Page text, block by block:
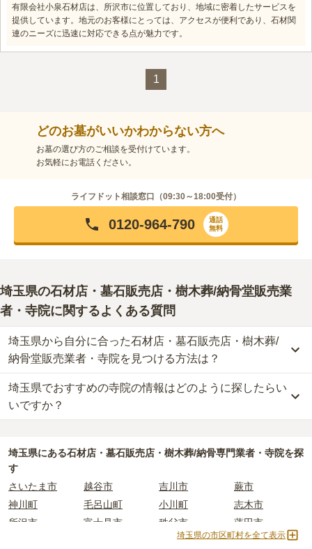
有限会社小泉石材店は、所沢市に位置しており、地域に密着したサービスを
提供しています。地元のお客様にとっては、アクセスが便利であり、石材関
連のニーズに迅速に対応できる点が魅力です。
1
どのお墓がいいかわからない方へ
お墓の選び方のご相談を受付けています。
お気軽にお電話ください。
ライフドット相談窓口（09:30～18:00受付）
0120-964-790
通話
無料
埼玉県の石材店・墓石販売店・樹木葬/納骨堂販売業
者・寺院に関するよくある質問
埼玉県から自分に合った石材店・墓石販売店・樹木葬/
納骨堂販売業者・寺院を見つける方法は？
埼玉県で自分に合った業者を見つけるには、まず供養方法を決める
ことが大切です。
なぜなら供養の種類ごとに、依頼すべき業者が変わってくるからで
例えば、墓石のお墓で供養をしたい場合は「石材店」や「墓石販売
店」、お墓の後継ぎに心配がある方は、樹木葬や納骨堂を取り扱っ
ている「納骨堂販売業者」「寺院」を選びましょう。
もしどのような供養方法やお墓タイプが自分に合っているか迷った
また、ライフドットにご相談いただければ、お客様のご希望に合っ
埼玉県でおすすめの寺院の情報はどのように探したらい
いですか？
方針や考え」「立地（通いやすさ）」などの情報を収集する事が大
切です。
長年にわたってご先祖様を供養する場所となるため、立地や費用な
すめします。
しかし、寺院に関する情報は公開されていないことも多く、実際に
ご自身で現地に行って確かめるしかない場合もあります。
埼玉県にある石材店・墓石販売店・樹木葬/納骨専門業者・寺院を探
す
さいたま市
越谷市 吉川市
蕨市
神川町
毛呂山町 小川町
志木市
所沢市
富士見市 秩父市
蓮田市
ときがわ町
八潮市
埼玉県の市区町村を全て表示